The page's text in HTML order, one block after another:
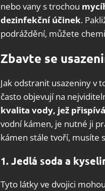
nebo vany s trochou
dezinfekční účinek.
podráždění, můžete
Zbavte se
Jak odstranit usazeniny v
často objevují na
kvalita vody, jež
vodní kámen, je nutné ji
kámen stále tvoří, musíte
1. Jedlá soda a
Tyto látky ve dvojici